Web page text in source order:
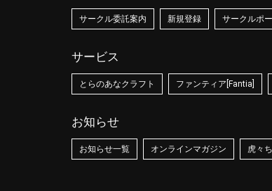
サークル委託案内 新規登録 サークルポ
サービス
とらのあなクラフト ファンティア[Fantia]
お知らせ
お知らせ一覧 オンラインマガジン 虎々